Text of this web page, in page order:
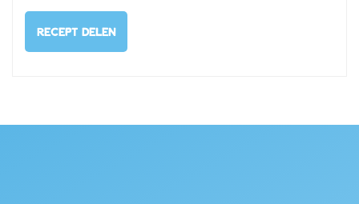
RECEPT DELEN